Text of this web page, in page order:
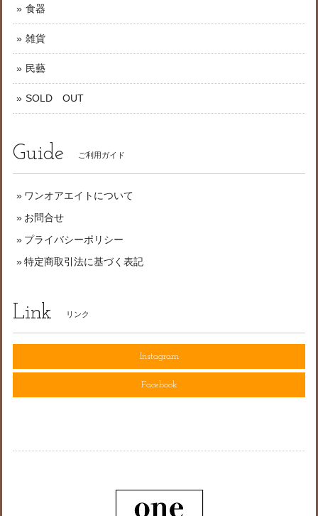
食器
雑貨
民藝
SOLD OUT
Guide ご利用ガイド
ワンオアエイトについて
お問合せ
プライバシーポリシー
特定商取引法に基づく表記
Link リンク
Instagram
Facebook